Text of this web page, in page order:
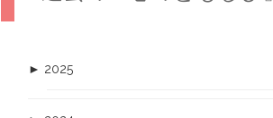
► 2025